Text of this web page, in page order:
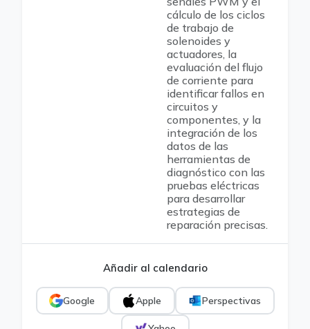
cálculo de los ciclos
de trabajo de
solenoides y
actuadores, la
evaluación del flujo
de corriente para
identificar fallos en
circuitos y
componentes, y la
integración de los
datos de las
herramientas de
diagnóstico con las
pruebas eléctricas
para desarrollar
estrategias de
reparación precisas.
Añadir al calendario
Google Apple Perspectivas